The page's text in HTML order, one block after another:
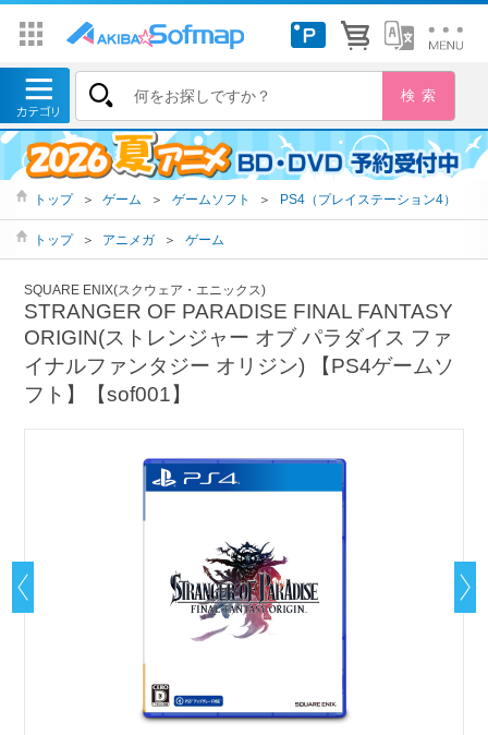
トップ ＞ ゲーム ＞ ゲームソフト ＞ PS4（プレイステーション4）
トップ ＞ アニメガ ＞ ゲーム
SQUARE ENIX(スクウェア・エニックス)
STRANGER OF PARADISE FINAL FANTASY
ORIGIN(ストレンジャー オブ パラダイス ファ
イナルファンタジー オリジン) 【PS4ゲームソ
フト】【sof001】